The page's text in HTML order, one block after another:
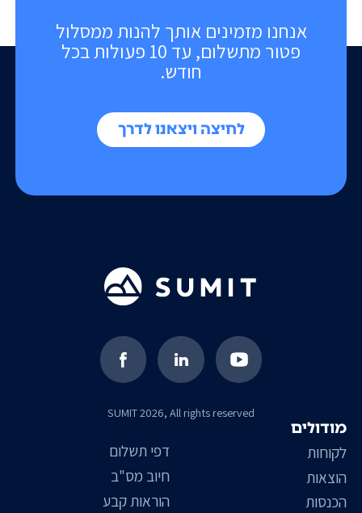
אנחנו מזמינים אותך להנות ממסלול
פטור מתשלום, עד 10 פעולות בכל
חודש.
לחיצה ויצאנו לדרך
SUMIT 2026, All rights reserved
דפי תשלום
חיוב מס"ב
הוראות קבע
מודולים
לקוחות
הוצאות
הכנסות